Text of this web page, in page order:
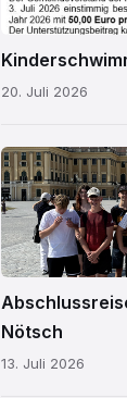
20. Juli 2026
MS
Nötsch
Wien
01.png
Nötsch
13. Juli 2026